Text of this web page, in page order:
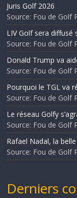
Juris Golf 2026
Source: Fou de Golf
LIV Golf sera
Source: Fou de Golf
Donald Trump va
Source: Fou de Golf
Pourquoi le TGL va
Source: Fou de Golf
Le réseau Golfy
Source: Fou de Golf
Rafael Nadal, la
Source: Fou de Golf
Derniers